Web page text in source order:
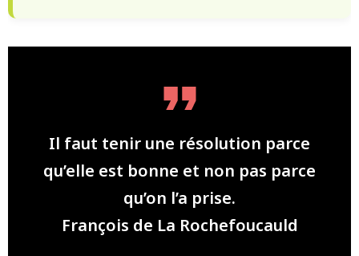
Il faut tenir une résolution parce
qu’elle est bonne et non pas parce
qu’on l’a prise.
François de La Rochefoucauld